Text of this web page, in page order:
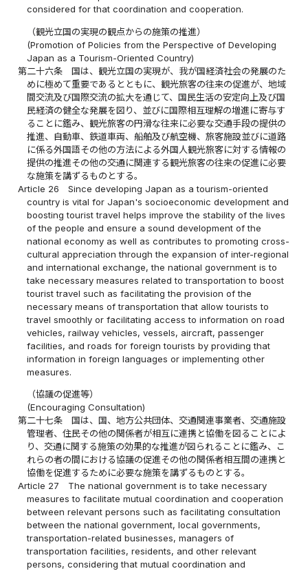
considered for that coordination and cooperation.
（観光立国の実現の観点からの施策の推進）
(Promotion of Policies from the Perspective of Developing
Japan as a Tourism-Oriented Country)
第二十六条
国は、観光立国の実現が、我が国経済社会の発展のた
めに極めて重要であるとともに、観光旅客の往来の促進が、地域
間交流及び国際交流の拡大を通じて、国民生活の安定向上及び国
民経済の健全な発展を図り、並びに国際相互理解の増進に寄与す
ることに鑑み、観光旅客の円滑な往来に必要な交通手段の提供の
推進、自動車、鉄道車両、船舶及び航空機、旅客施設並びに道路
に係る外国語その他の方法による外国人観光旅客に対する情報の
提供の推進その他の交通に関連する観光旅客の往来の促進に必要
な施策を講ずるものとする。
Article 26
Since developing Japan as a tourism-oriented
country is vital for Japan's socioeconomic development and
boosting tourist travel helps improve the stability of the lives
of the people and ensure a sound development of the
national economy as well as contributes to promoting cross-
cultural appreciation through the expansion of inter-regional
and international exchange, the national government is to
take necessary measures related to transportation to boost
tourist travel such as facilitating the provision of the
necessary means of transportation that allow tourists to
travel smoothly or facilitating access to information on road
vehicles, railway vehicles, vessels, aircraft, passenger
facilities, and roads for foreign tourists by providing that
information in foreign languages or implementing other
measures.
（協議の促進等）
(Encouraging Consultation)
第二十七条
国は、国、地方公共団体、交通関連事業者、交通施設
管理者、住民その他の関係者が相互に連携と協働を図ることによ
り、交通に関する施策の効果的な推進が図られることに鑑み、こ
れらの者の間における協議の促進その他の関係者相互間の連携と
協働を促進するために必要な施策を講ずるものとする。
Article 27
The national government is to take necessary
measures to facilitate mutual coordination and cooperation
between relevant persons such as facilitating consultation
between the national government, local governments,
transportation-related businesses, managers of
transportation facilities, residents, and other relevant
persons, considering that mutual coordination and